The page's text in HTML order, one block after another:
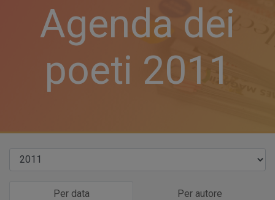
Agenda dei
poeti 2011
Per data Per autore